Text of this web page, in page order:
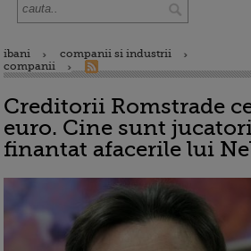
ibani
companii si industrii
companii
Creditorii Romstrade
euro. Cine sunt
finantat afacerile lui